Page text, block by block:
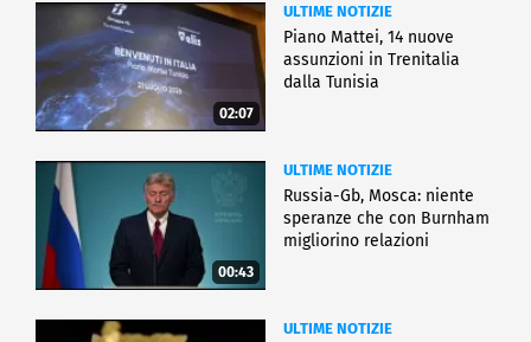
02:07
ULTIME NOTIZIE
Piano Mattei, 14 nuove
assunzioni in Trenitalia
dalla Tunisia
00:43
ULTIME NOTIZIE
Russia-Gb, Mosca: niente
speranze che con Burnham
migliorino relazioni
ULTIME NOTIZIE